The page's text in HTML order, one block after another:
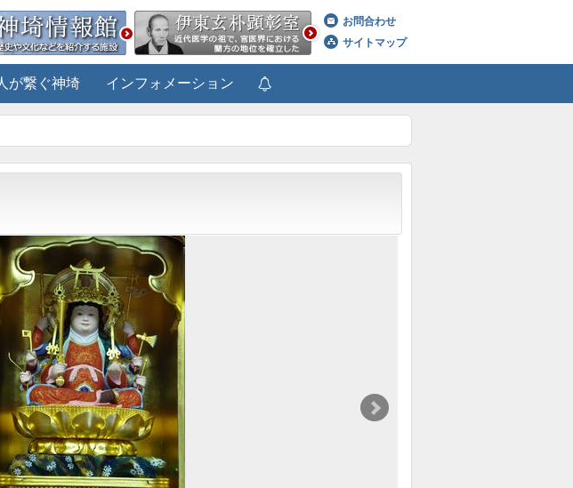
お問合わせ
サイトマップ
が繋ぐ神埼 インフォメーション